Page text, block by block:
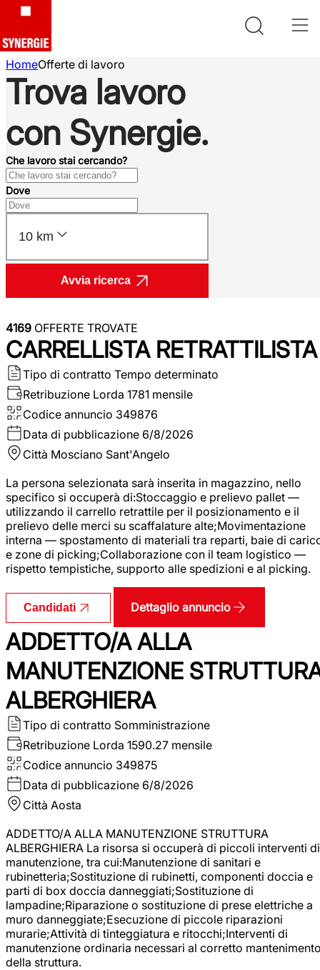
HomeOfferte di lavoro
Trova lavoro
con Synergie.
Che lavoro stai cercando?
Dove
10 km
Avvia ricerca
4169 OFFERTE TROVATE
CARRELLISTA RETRATTILISTA
Tipo di contratto Tempo determinato
Retribuzione Lorda 1781 mensile
Codice annuncio 349876
Data di pubblicazione 6/8/2026
Città Mosciano Sant'Angelo
La persona selezionata sarà inserita in magazzino, nello
specifico si occuperà di:Stoccaggio e prelievo pallet —
utilizzando il carrello retrattile per il posizionamento e il
prelievo delle merci su scaffalature alte;Movimentazione
interna — spostamento di materiali tra reparti, baie di
e zone di picking;Collaborazione con il team logistico —
rispetto tempistiche, supporto alle spedizioni e al picking.
Candidati Dettaglio annuncio
ADDETTO/A ALLA
MANUTENZIONE
ALBERGHIERA
Tipo di contratto Somministrazione
Retribuzione Lorda 1590.27 mensile
Codice annuncio 349875
Data di pubblicazione 6/8/2026
Città Aosta
ADDETTO/A ALLA MANUTENZIONE STRUTTURA
ALBERGHIERA La risorsa si occuperà di piccoli interventi di
manutenzione, tra cui:Manutenzione di sanitari e
rubinetteria;Sostituzione di rubinetti, componenti doccia e
parti di box doccia danneggiati;Sostituzione di
lampadine;Riparazione o sostituzione di prese elettriche a
muro danneggiate;Esecuzione di piccole riparazioni
murarie;Attività di tinteggiatura e ritocchi;Interventi di
manutenzione ordinaria necessari al corretto
della struttura.